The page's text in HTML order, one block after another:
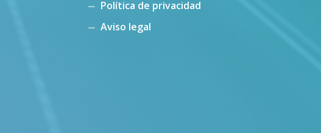
Política de privacidad
Aviso legal